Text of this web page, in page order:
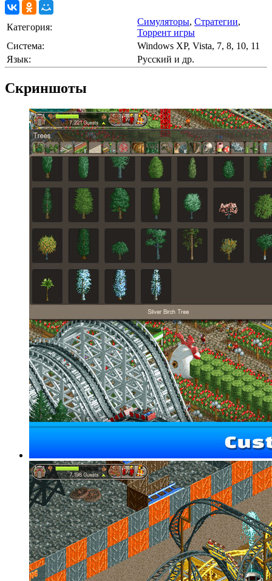
Категория:
Симуляторы, Стратегии,
Торрент игры
Cистема:
Windows XP, Vista, 7, 8, 10, 11
Язык:
Русский и др.
Скриншоты